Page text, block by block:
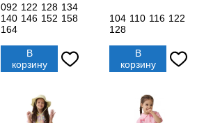
092 122 128 134
140 146 152 158
164
В
корзину
104 110 116 122
128
В
корзину